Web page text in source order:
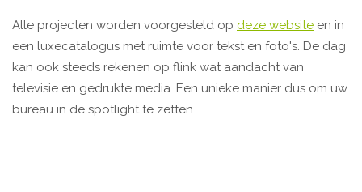
Alle projecten worden voorgesteld op deze website en in
een luxecatalogus met ruimte voor tekst en foto's. De dag
kan ook steeds rekenen op flink wat aandacht van
televisie en gedrukte media. Een unieke manier dus om uw
bureau in de spotlight te zetten.